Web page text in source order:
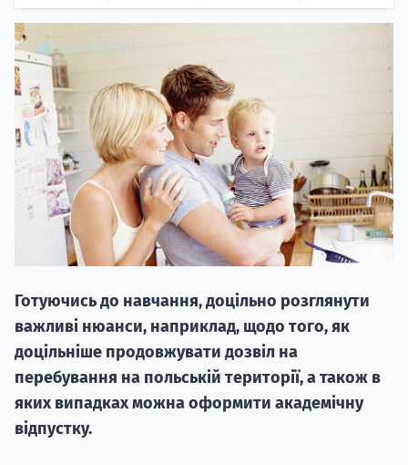
Готуючись до навчання, доцільно розглянути
важливі нюанси, наприклад, щодо того, як
доцільніше продовжувати дозвіл на
перебування на польській території, а також в
яких випадках можна оформити академічну
відпустку.
20.09
"Навчання
НАБІР